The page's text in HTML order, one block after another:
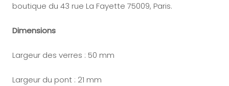
boutique du 43 rue La Fayette 75009, Paris.
Dimensions
Largeur des verres : 50 mm
Largeur du pont : 21 mm